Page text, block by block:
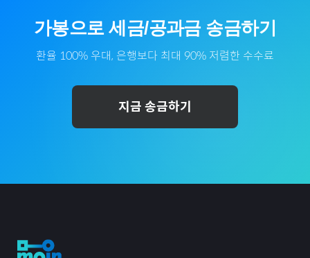
가봉으로 세금/공과금송금하기
환율 100% 우대, 은행보다 최대 90% 저렴한 수수료
지금 송금하기